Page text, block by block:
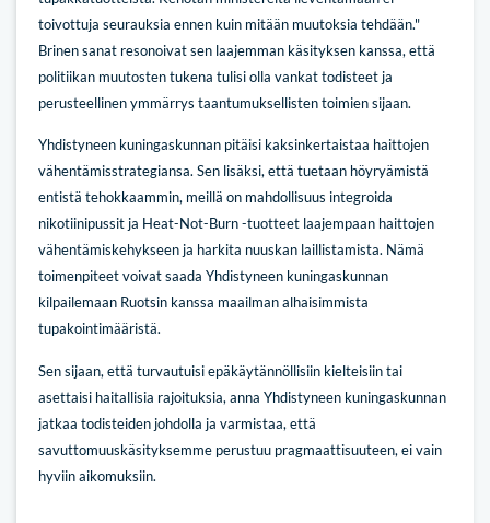
toivottuja seurauksia ennen kuin mitään muutoksia tehdään."
Brinen sanat resonoivat sen laajemman käsityksen kanssa, että
politiikan muutosten tukena tulisi olla vankat todisteet ja
perusteellinen ymmärrys taantumuksellisten toimien sijaan.
Yhdistyneen kuningaskunnan pitäisi kaksinkertaistaa haittojen
vähentämisstrategiansa. Sen lisäksi, että tuetaan höyryämistä
entistä tehokkaammin, meillä on mahdollisuus integroida
nikotiinipussit ja Heat-Not-Burn -tuotteet laajempaan haittojen
vähentämiskehykseen ja harkita nuuskan laillistamista. Nämä
toimenpiteet voivat saada Yhdistyneen kuningaskunnan
kilpailemaan Ruotsin kanssa maailman alhaisimmista
tupakointimääristä.
Sen sijaan, että turvautuisi epäkäytännöllisiin kielteisiin tai
asettaisi haitallisia rajoituksia, anna Yhdistyneen kuningaskunnan
jatkaa todisteiden johdolla ja varmistaa, että
savuttomuuskäsityksemme perustuu pragmaattisuuteen, ei vain
hyviin aikomuksiin.